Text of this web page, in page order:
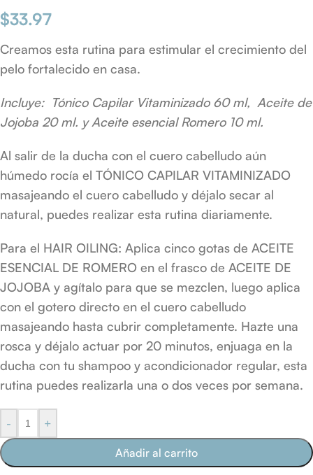
$33.97
Creamos esta rutina para estimular el crecimiento del
pelo fortalecido en casa.
Incluye: Tónico Capilar Vitaminizado 60 ml, Aceite de
Jojoba 20 ml. y Aceite esencial Romero 10 ml.
Al salir de la ducha con el cuero cabelludo aún
húmedo rocía el TÓNICO CAPILAR VITAMINIZADO
masajeando el cuero cabelludo y déjalo secar al
natural, puedes realizar esta rutina diariamente.
Para el HAIR OILING: Aplica cinco gotas de ACEITE
ESENCIAL DE ROMERO en el frasco de ACEITE DE
JOJOBA y agítalo para que se mezclen, luego aplica
con el gotero directo en el cuero cabelludo
masajeando hasta cubrir completamente. Hazte una
rosca y déjalo actuar por 20 minutos, enjuaga en la
ducha con tu shampoo y acondicionador regular, esta
rutina puedes realizarla una o dos veces por semana.
- +
Añadir al carrito